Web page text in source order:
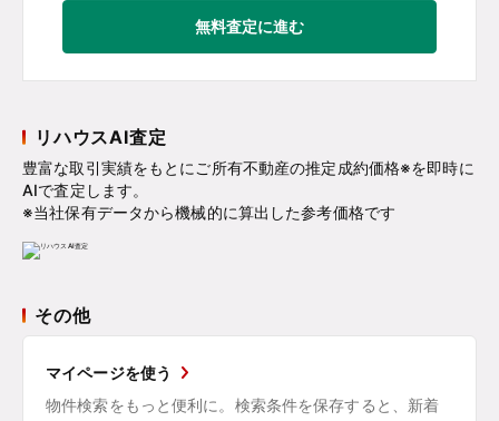
無料査定に進む
リハウスAI査定
豊富な取引実績をもとにご所有不動産の推定成約価格※を即時に
AIで査定します。
※当社保有データから機械的に算出した参考価格です
その他
マイページを使う
物件検索をもっと便利に。検索条件を保存すると、新着